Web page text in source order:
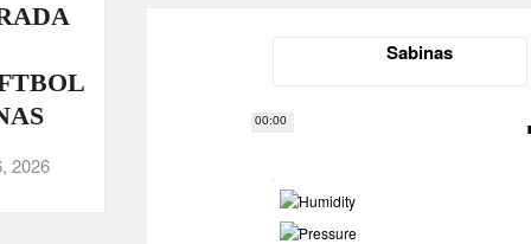
2026
00:00
Sabinas
-
-